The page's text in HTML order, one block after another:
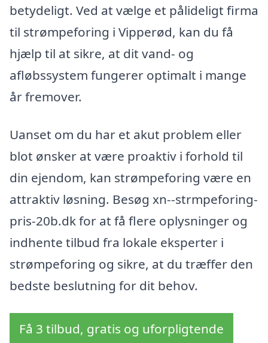
betydeligt. Ved at vælge et pålideligt firma
til strømpeforing i Vipperød, kan du få
hjælp til at sikre, at dit vand- og
afløbssystem fungerer optimalt i mange
år fremover.
Uanset om du har et akut problem eller
blot ønsker at være proaktiv i forhold til
din ejendom, kan strømpeforing være en
attraktiv løsning. Besøg xn--strmpeforing-
pris-20b.dk for at få flere oplysninger og
indhente tilbud fra lokale eksperter i
strømpeforing og sikre, at du træffer den
bedste beslutning for dit behov.
Få 3 tilbud, gratis og uforpligtende